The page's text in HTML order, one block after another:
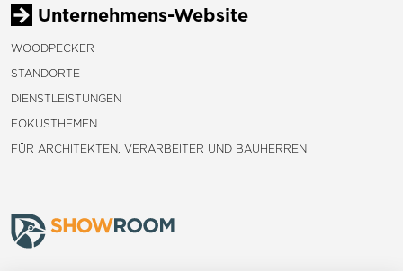
Unternehmens-Website
WOODPECKER
STANDORTE
DIENSTLEISTUNGEN
FOKUSTHEMEN
FÜR ARCHITEKTEN, VERARBEITER UND BAUHERREN